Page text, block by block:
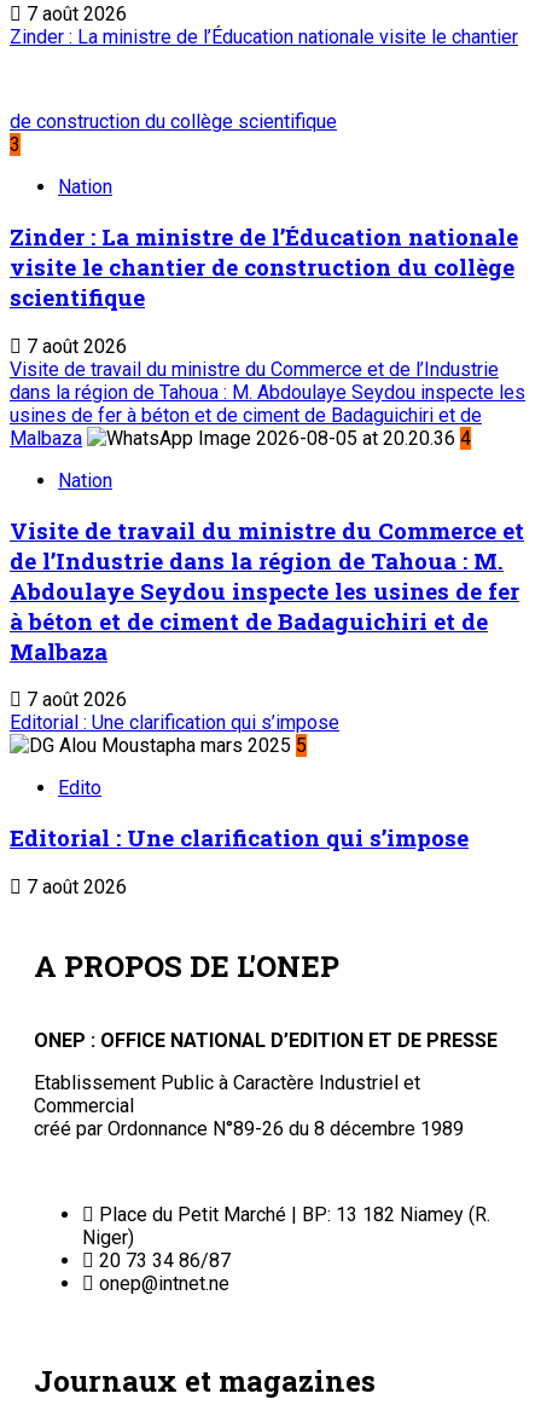
7 août 2026
Zinder : La ministre de l’Éducation nationale visite le chantier
de construction du collège scientifique
3
Nation
Zinder : La ministre de l’Éducation nationale
visite le chantier de construction du collège
scientifique
7 août 2026
Visite de travail du ministre du Commerce et de l’Industrie
dans la région de Tahoua : M. Abdoulaye Seydou inspecte les
usines de fer à béton et de ciment de Badaguichiri et de
Malbaza
4
Nation
Visite de travail du ministre du Commerce et
de l’Industrie dans la région de Tahoua : M.
Abdoulaye Seydou inspecte les usines de fer
à béton et de ciment de Badaguichiri et de
Malbaza
7 août 2026
Editorial : Une clarification qui s’impose
5
Edito
Editorial : Une clarification qui s’impose
7 août 2026
A PROPOS DE L'ONEP
ONEP : OFFICE NATIONAL D’EDITION ET DE PRESSE
Etablissement Public à Caractère Industriel et
Commercial
créé par Ordonnance N°89-26 du 8 décembre 1989
Place du Petit Marché | BP: 13 182 Niamey (R.
Niger)
20 73 34 86/87
onep@intnet.ne
Journaux et magazines